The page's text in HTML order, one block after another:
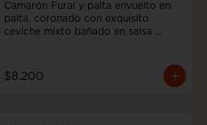
Camarón Furai y palta envuelto en
palta, coronado con exquisito
ceviche mixto bañado en salsa
$8.200